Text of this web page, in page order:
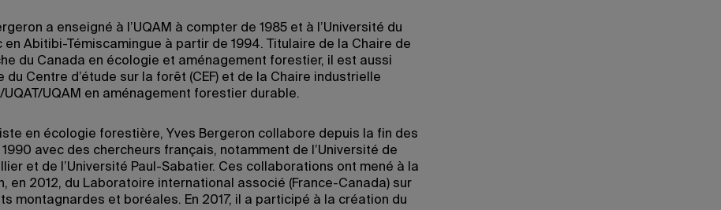
a enseigné à l’UQAM à compter de 1985 et à l’Université du
en Abitibi-Témiscamingue à partir de 1994. Titulaire de la Chaire de
du Canada en écologie et aménagement forestier, il est aussi
du Centre d’étude sur la forêt (CEF) et de la Chaire industrielle
UQAT/UQAM en aménagement forestier durable.
en écologie forestière, Yves Bergeron collabore depuis la fin des
avec des chercheurs français, notamment de l’Université de
et de l’Université Paul-Sabatier. Ces collaborations ont mené à la
en 2012, du Laboratoire international associé (France-Canada) sur
montagnardes et boréales. En 2017, il a participé à la création du